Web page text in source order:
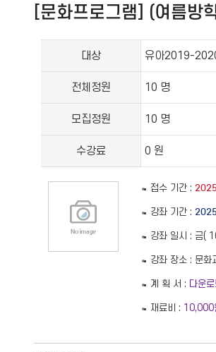
[문화프로그램] (여름방
대상 유아2019-
전체정원 10 명
모집정원 10 명
수강료 0 원
접수 기간 :
강좌 기간 :
강좌 일시 : 금(
강좌 장소 : 문화
계 획 서 : 다운
재료비 : 10,000